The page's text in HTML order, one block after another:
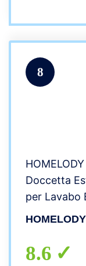
8
Doccetta
per Lavabo
HOMELODY
8.6